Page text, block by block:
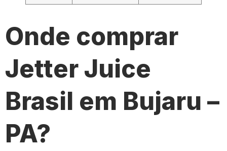
Onde comprar
Jetter Juice
Brasil em Bujaru –
PA?